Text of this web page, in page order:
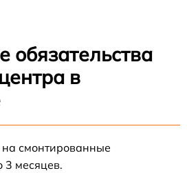
обязательства
в
на смонтированные
месяцев.